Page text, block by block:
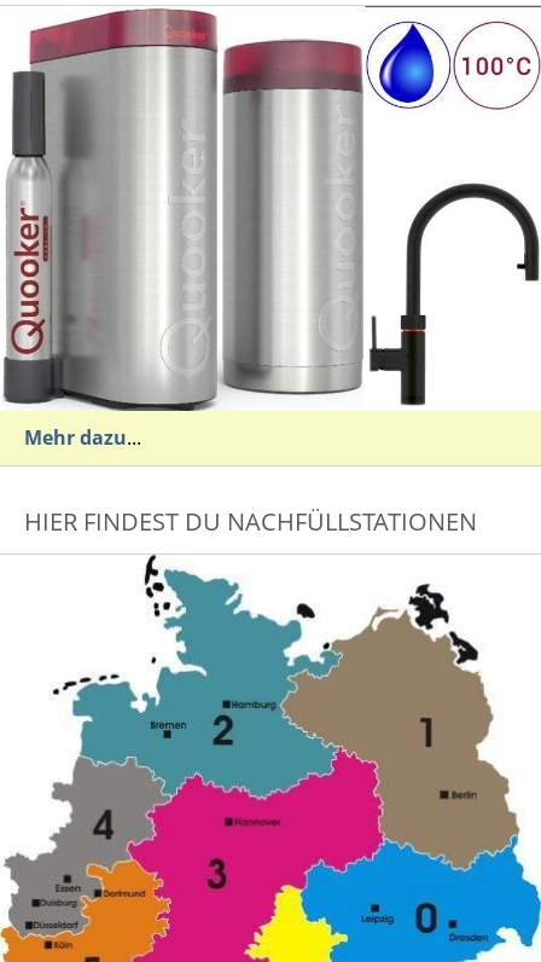
Mehr dazu...
HIER FINDEST DU NACHFÜLLSTATIONEN